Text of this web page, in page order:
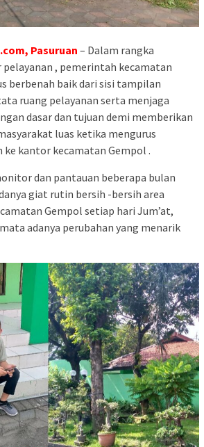
Pasuruan – Dalam rangka
, pemerintah kecamatan
berbenah baik dari sisi tampilan
ruang pelayanan serta menjaga
dasar dan tujuan demi memberikan
luas ketika mengurus
kantor kecamatan Gempol .
dan pantauan beberapa bulan
giat rutin bersih -bersih area
Gempol setiap hari Jum’at,
adanya perubahan yang menarik